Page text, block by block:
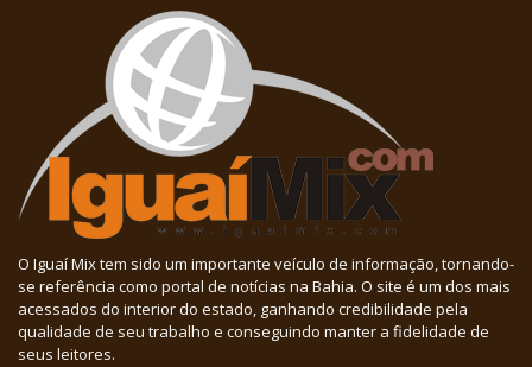
O Iguaí Mix tem sido um importante veículo de informação, tornando-
se referência como portal de notícias na Bahia. O site é um dos mais
acessados do interior do estado, ganhando credibilidade pela
qualidade de seu trabalho e conseguindo manter a fidelidade de
seus leitores.